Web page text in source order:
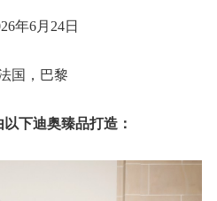
年6月24日
国，巴黎
以下迪奥臻品打造：